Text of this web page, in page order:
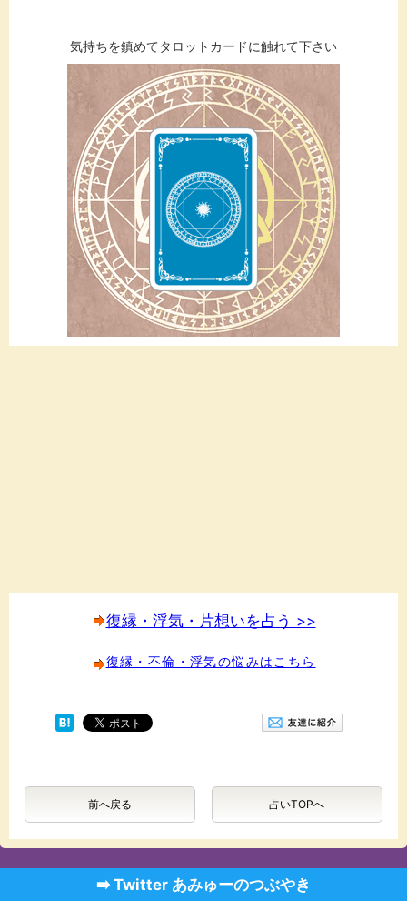
気持ちを鎮めてタロットカードに触れて下さい
復縁・浮気・片想いを占う >>
復縁・不倫・浮気の悩みはこちら
前へ戻る 占いTOPへ
➡️ Twitter あみゅーのつぶやき